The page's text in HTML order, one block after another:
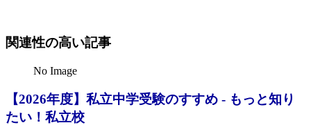
関連性の高い記事
No Image
【2026年度】私立中学受験のすすめ - もっと知り
たい！私立校